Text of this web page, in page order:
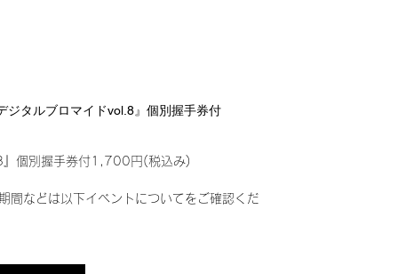
ジタルブロマイドvol.8』個別握手券付
』個別握手券付1,700円(税込み)
間などは以下イベントについてをご確認くだ